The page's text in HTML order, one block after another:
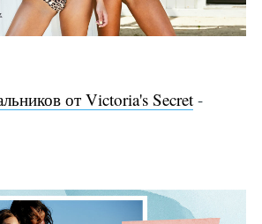
от Victoria's Secret-